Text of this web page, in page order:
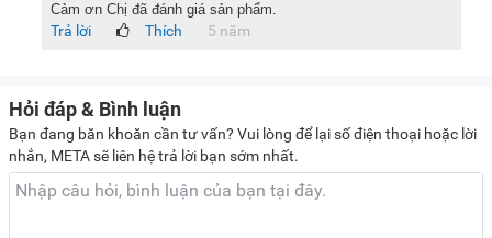
Cảm ơn Chị đã đánh giá sản phẩm.
Trả lời Thích 5 năm
Hỏi đáp & Bình luận
Bạn đang băn khoăn cần tư vấn? Vui lòng để lại số điện thoại hoặc lời
nhắn, META sẽ liên hệ trả lời bạn sớm nhất.